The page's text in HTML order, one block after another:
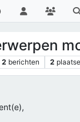
2 berichten 2